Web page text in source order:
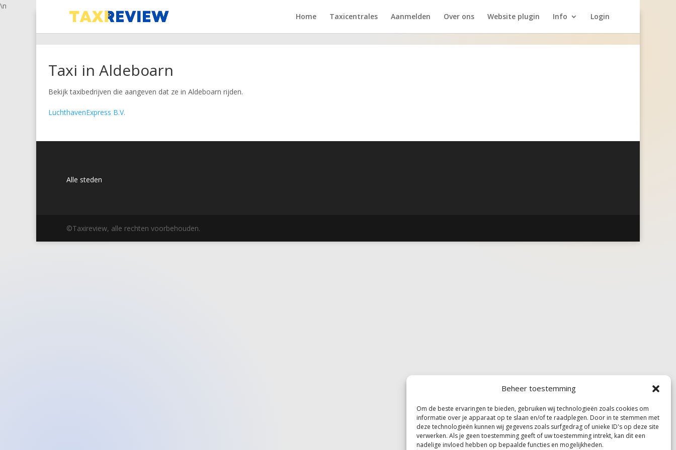
Beheer toestemming
Om de beste ervaringen te bieden, gebruiken wij technologieën zoals cookies om
informatie over je apparaat op te slaan en/of te raadplegen. Door in te stemmen met
deze technologieën kunnen wij gegevens zoals surfgedrag of unieke ID's op deze site
verwerken. Als je geen toestemming geeft of uw toestemming intrekt, kan dit een
nadelige invloed hebben op bepaalde functies en mogelijkheden.
\n
Home
Taxicentrales Aanmelden Over ons Website plugin Info Login
Taxi in Aldeboarn
Bekijk taxibedrijven die aangeven dat ze in Aldeboarn rijden.
LuchthavenExpress B.V.
Alle steden
©Taxireview, alle rechten voorbehouden.